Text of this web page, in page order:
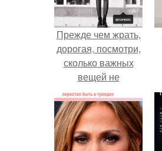
Прежде чем жрать,
дорогая, посмотри,
сколько важных
вещей не
закончены.